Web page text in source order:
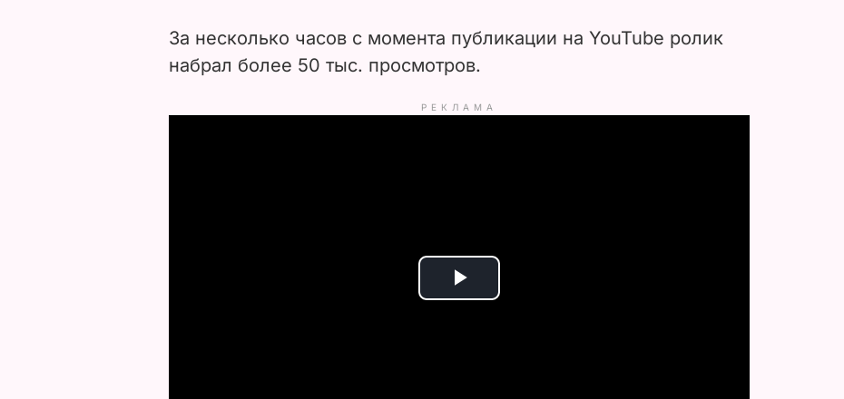
За несколько часов с момента публикации на YouTube ролик
набрал более 50 тыс. просмотров.
РЕКЛАМА
P